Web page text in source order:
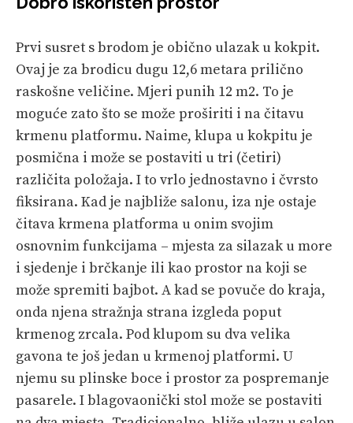
Prvi susret s brodom je obično ulazak u kokpit.
Ovaj je za brodicu dugu 12,6 metara prilično
raskošne veličine. Mjeri punih 12 m2. To je
moguće zato što se može proširiti i na čitavu
krmenu platformu. Naime, klupa u kokpitu je
posmična i može se postaviti u tri (četiri)
različita položaja. I to vrlo jednostavno i čvrsto
fiksirana. Kad je najbliže salonu, iza nje ostaje
čitava krmena platforma u onim svojim
osnovnim funkcijama – mjesta za silazak u more
i sjedenje i brčkanje ili kao prostor na koji se
može spremiti bajbot. A kad se povuče do kraja,
onda njena stražnja strana izgleda poput
krmenog zrcala. Pod klupom su dva velika
gavona te još jedan u krmenoj platformi. U
njemu su plinske boce i prostor za pospremanje
pasarele. I blagovaonički stol može se postaviti